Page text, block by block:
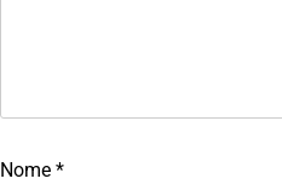
Nome *